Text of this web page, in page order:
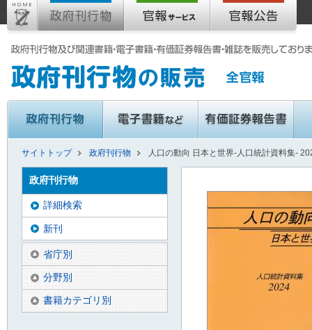
サイトトップ 政府刊行物 人口の動向 日本と世界-人口統計資料集-
政府刊行物
詳細検索
新刊
省庁別
分野別
書籍カテゴリ別